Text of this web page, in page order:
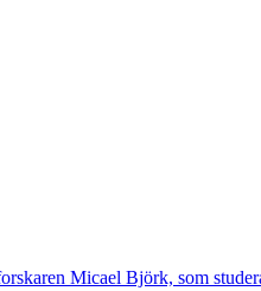
Micael Björk, som